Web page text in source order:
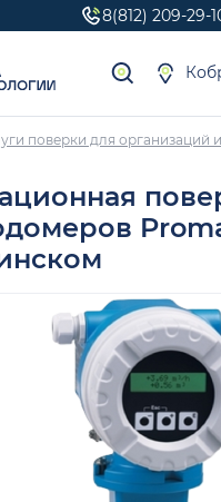
8(812) 209-29-
поверки для организаций